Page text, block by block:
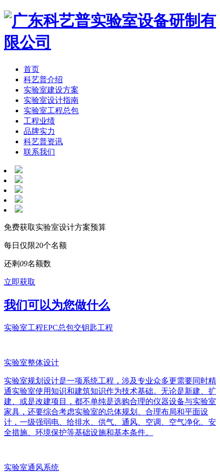
首页
科艺普介绍
实验室建设方案
实验室设计指南
实验室工程总包
工程业绩
品牌实力
科艺普资讯
联系我们
免费获取实验室设计方案预算
每日仅限20个名额
还剩09名额数
立即获取
我们可以为您做什么
实验室工程EPC总包交钥匙工程
实验室整体设计
实验室规划设计是一项系统工程，涉及专业众多更需要同时精
通实验室使用知识和建筑知识作为技术基础。无论是新建、扩
建、或是改建项目，都不单纯是选购合理的仪器设备与实验室
家具，还要综合考虑实验室的总体规划、合理布局和平面设
计，一级强弱电、给排水、供气、通风、空调、空气净化、安
全措施、环境保护等基础设施和基本条件。
实验室通风系统